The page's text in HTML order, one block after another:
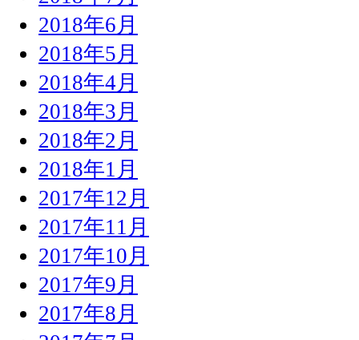
2018年6月
2018年5月
2018年4月
2018年3月
2018年2月
2018年1月
2017年12月
2017年11月
2017年10月
2017年9月
2017年8月